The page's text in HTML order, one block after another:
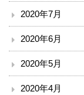
入札情報
南斗六星研
2020年7月
2020年6月
2020年5月
2020年4月